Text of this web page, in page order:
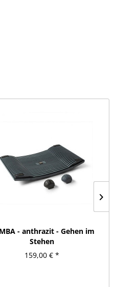
- anthrazit - Gehen im
Stehen
159,00 € *